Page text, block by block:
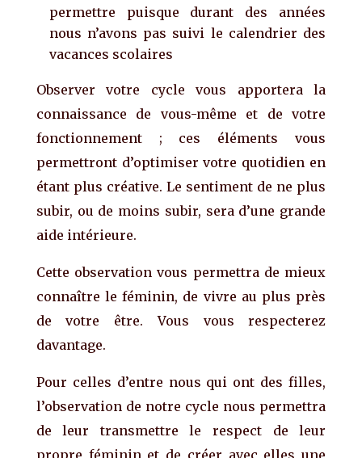
permettre puisque durant des années
nous n’avons pas suivi le calendrier des
vacances scolaires
Observer votre cycle vous apportera la
connaissance de vous-même et de votre
fonctionnement ; ces éléments vous
permettront d’optimiser votre quotidien en
étant plus créative. Le sentiment de ne plus
subir, ou de moins subir, sera d’une grande
aide intérieure.
Cette observation vous permettra de mieux
connaître le féminin, de vivre au plus près
de votre être. Vous vous respecterez
davantage.
Pour celles d’entre nous qui ont des filles,
l’observation de notre cycle nous permettra
de leur transmettre le respect de leur
propre féminin et de créer avec elles une